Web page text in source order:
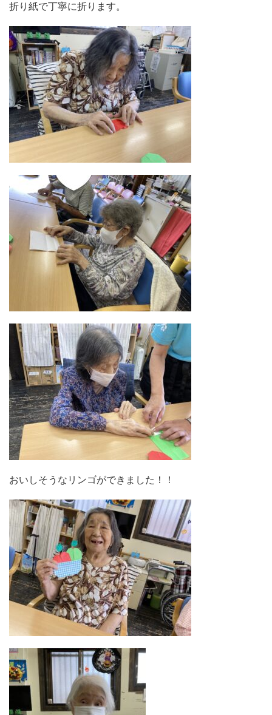
折り紙で丁寧に折ります。
おいしそうなリンゴができました！！